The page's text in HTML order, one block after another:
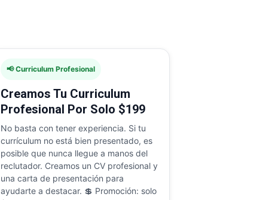
📢 Curriculum Profesional
Creamos Tu Curriculum
Profesional Por Solo $199
No basta con tener experiencia. Si tu
currículum no está bien presentado, es
posible que nunca llegue a manos del
reclutador. Creamos un CV profesional y
una carta de presentación para
ayudarte a destacar. 💲 Promoción: solo